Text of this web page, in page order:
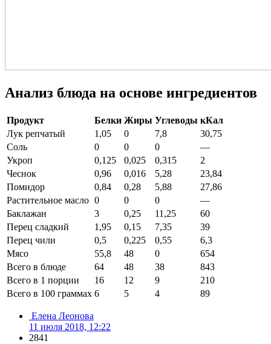
Анализ блюда на основе ингредиентов
Продукт Белки Жиры Углеводы кКал
Лук репчатый
1,05 0 7,8
30,75
Соль
0 0 0
—
Укроп
0,125 0,025 0,315
2
Чеснок
0,96 0,016 5,28
23,84
Помидор
0,84 0,28 5,88
27,86
Растительное масло 0 0 0
—
Баклажан
3 0,25 11,25
60
Перец сладкий
1,95 0,15 7,35
39
Перец чили
0,5 0,225 0,55
6,3
Мясо
55,8 48 0
654
Всего в блюде
64 48 38
843
Всего в 1 порции
16 12 9
210
Всего в 100 граммах 6 5 4 89
Елена Леонова
11 июля 2018, 12:22
2841